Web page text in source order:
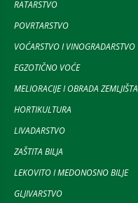
RATARSTVO
POVRTARSTVO
VOĆARSTVO I VINOGRADARSTVO
EGZOTIČNO VOĆE
MELIORACIJE I OBRADA ZEMLJIŠTA
HORTIKULTURA
LIVADARSTVO
ZAŠTITA BILJA
LEKOVITO I MEDONOSNO BILJE
GLJIVARSTVO